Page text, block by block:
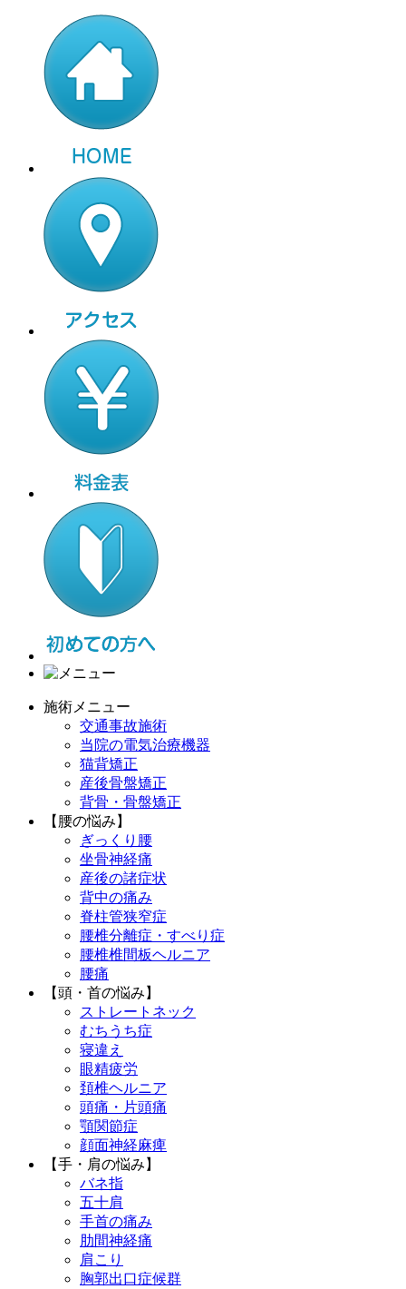
施術メニュー
交通事故施術
当院の電気治療機器
猫背矯正
産後骨盤矯正
背骨・骨盤矯正
【腰の悩み】
ぎっくり腰
坐骨神経痛
産後の諸症状
背中の痛み
脊柱管狭窄症
腰椎分離症・すべり症
腰椎椎間板ヘルニア
腰痛
【頭・首の悩み】
ストレートネック
むちうち症
寝違え
眼精疲労
頚椎ヘルニア
頭痛・片頭痛
顎関節症
顔面神経麻痺
【手・肩の悩み】
バネ指
五十肩
手首の痛み
肋間神経痛
肩こり
胸郭出口症候群